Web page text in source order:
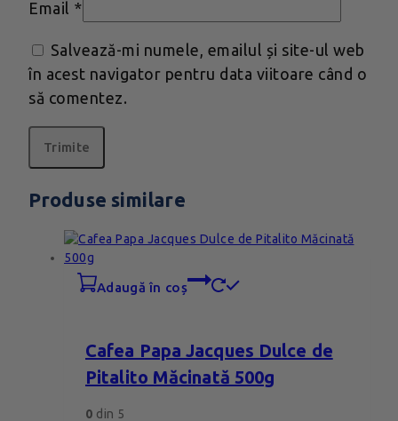
Email *
Salvează-mi numele, emailul și site-ul web
în acest navigator pentru data viitoare când o
să comentez.
Produse similare
adaugă în coș
Cafea Papa Jacques Dulce de
Pitalito Măcinată 500g
0 din 5